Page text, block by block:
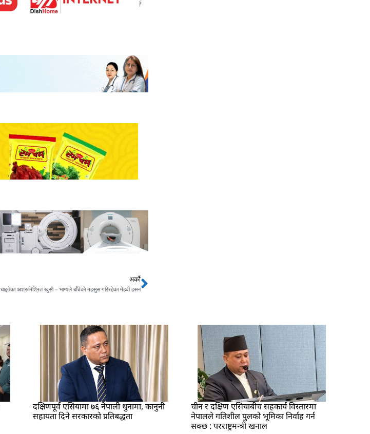
अर्को
घाइतेका अश्रुमिश्रित खुसी – भाग्यले बाँचेको महसुस गरिरहेका मेहदी हसनNext
दक्षिणपूर्व एसियामा ७६ नेपाली थुनामा, कानुनी
सहायता दिने सरकारको प्रतिबद्धता
चीन र दक्षिण एसियाबीच सहकार्य विस्तारमा
नेपालले गतिशील पुलको भूमिका निर्वाह गर्न
सक्छ : परराष्ट्रमन्त्री खनाल